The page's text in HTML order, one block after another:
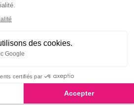
support ?
de la pose de couvertines sur
!
des cookies.
Google
certifiés par
Accepter
consent